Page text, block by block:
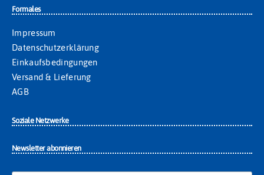
Formales
Impressum
Datenschutzerklärung
Einkaufsbedingungen
Versand & Lieferung
AGB
Soziale Netzwerke
Newsletter abonnieren